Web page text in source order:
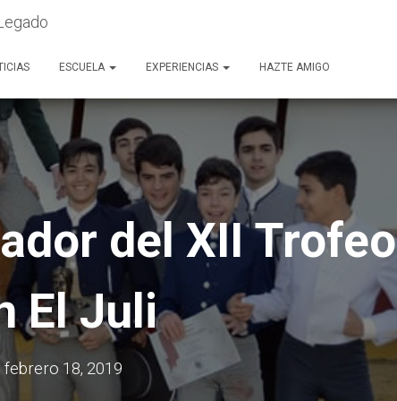
ESCUELA EXPERIENCIAS HAZTE AMIGO
del XII Trofeo
El Juli
febrero 18, 2019